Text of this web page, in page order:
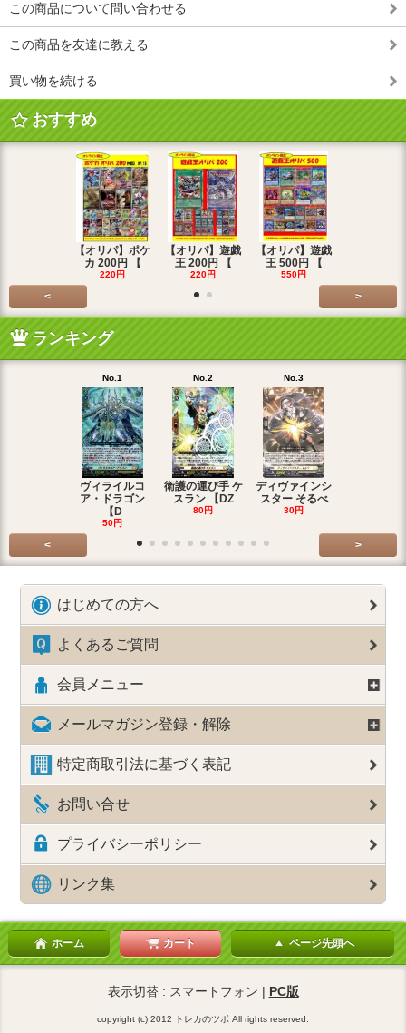
この商品について問い合わせる
この商品を友達に教える
買い物を続ける
おすすめ
【オリパ】ポケ
カ 200円 【
220円
【オリパ】遊戯
王 200円 【
220円
【オリパ】遊戯
王 500円 【
550円
< >
ランキング
No.1
ヴィライルコ
ア・ドラゴン
【D
50円
No.2
衛護の運び手 ケ
スラン 【DZ
80円
No.3
ディヴァインシ
スター そるべ
30円
< >
はじめての方へ
よくあるご質問
会員メニュー
メールマガジン登録・解除
特定商取引法に基づく表記
お問い合せ
プライバシーポリシー
リンク集
ホーム カート ページ先頭へ
表示切替 : スマートフォン | PC版
copyright (c) 2012 トレカのツボ All rights reserved.